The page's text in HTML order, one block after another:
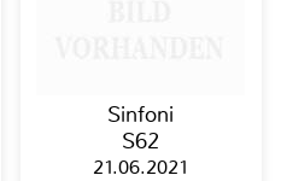
Sinfoni
S62
21.06.2021